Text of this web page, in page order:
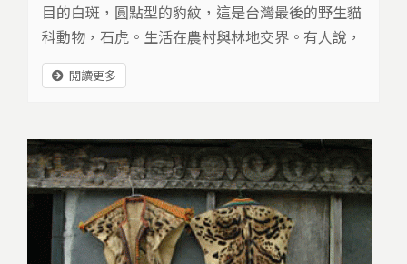
目的白斑，圓點型的豹紋，這是台灣最後的野生貓
科動物，石虎。生活在農村與林地交界。有人說，
石虎是淺山之王，但在當前的台灣，卻是虎落平
陽，名列瀕臨絕種的一級保育類動物。牠們數量稀
閱讀更多